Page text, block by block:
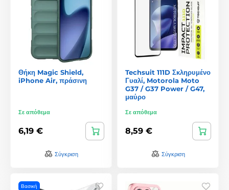
Θήκη Magic Shield,
iPhone Air, πράσινη
Σε απόθεμα
6,19 €
Σύγκριση
Techsuit 111D Σκληρυμένο
Γυαλί, Motorola Moto
G37 / G37 Power / G47,
μαύρο
Σε απόθεμα
8,59 €
Σύγκριση
Βασική